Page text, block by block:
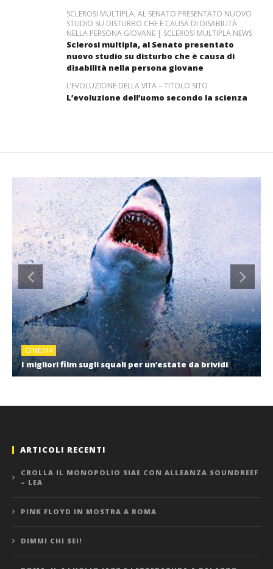
SCLEROSI MULTIPLA, AL SENATO PRESENTATO NUOVO
STUDIO SU DISTURBO CHE È CAUSA DI DISABILITÀ
NELLA PERSONA GIOVANE | SCLEROSI MULTIPLA NEWS
Sclerosi multipla, al Senato presentato
nuovo studio su disturbo che è causa di
disabilità nella persona giovane
L’EVOLUZIONE DELLA VITA – TITOLO SITO
L’evoluzione dell’uomo secondo la scienza
CINEMA
I migliori film sugli squali per un’estate da brividi
ARTICOLI RECENTI
CROLLA IL MONOPOLIO SIAE CON ALLEANZA SOUNDREEF
– LEA
PINK FLOYD IN MOSTRA A ROMA
DIMMI CHI SEI!